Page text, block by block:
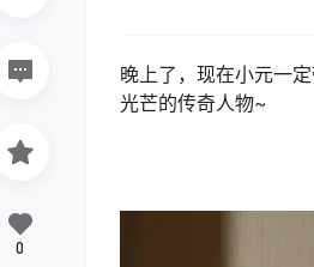
晚上了，现在小元一
光芒的传奇人物~
0